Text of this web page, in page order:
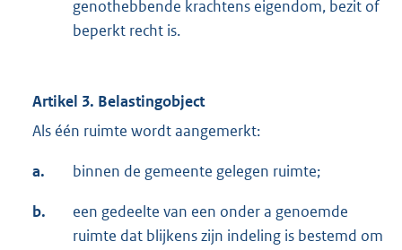
genothebbende krachtens eigendom, bezit of
beperkt recht is.
Artikel 3. Belastingobject
Als één ruimte wordt aangemerkt:
a. binnen de gemeente gelegen ruimte;
b.
een gedeelte van een onder a genoemde
ruimte dat blijkens zijn indeling is bestemd om